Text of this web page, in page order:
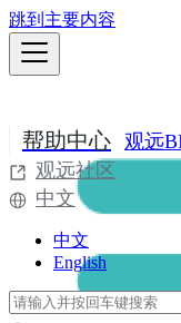
跳到主要内容
帮助中心 观远
观远社区
中文
中文
English